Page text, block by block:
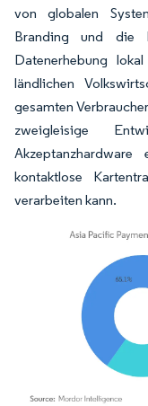
von globalen
Branding und die
Datenerhebung
ländlichen
gesamten
zweigleisige
kontaktlose
verarbeiten kann.